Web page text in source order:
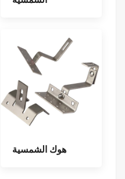
هوك الشمسية